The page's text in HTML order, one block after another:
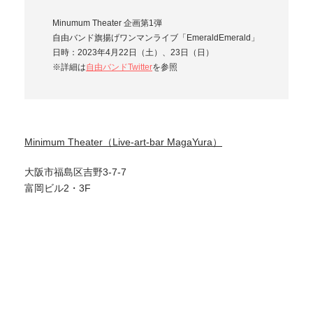
Minumum Theater 企画第1弾
自由バンド旗揚げワンマンライブ「EmeraldEmerald」
日時：2023年4月22日（土）、23日（日）
※詳細は自由バンドTwitterを参照
Minimum Theater（Live-art-bar MagaYura）
大阪市福島区吉野3-7-7
富岡ビル2・3F